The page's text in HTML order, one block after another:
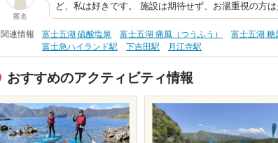
匿名
ど、私は好きです。 施設は期待せず、お湯重視の方は
関連情報 富士五湖 硫酸塩泉 富士五湖 痛風（つうふう） 富士五湖 糖
富士急ハイランド駅
下吉田駅 月江寺駅
おすすめのアクティビティ情報